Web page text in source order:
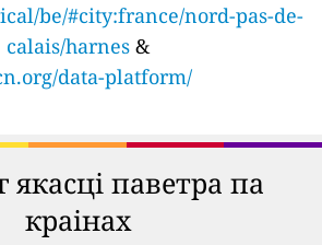
be/#city:france/nord-pas-de-
calais/harnes&
data-platform/
якасці паветра па
краінах